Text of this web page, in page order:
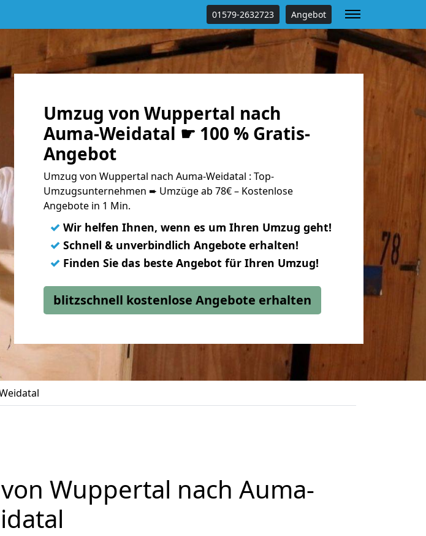
01579-2632723 Angebot
Umzug von Wuppertal nach
Auma-Weidatal ☛ 100 % Gratis-
Angebot
Umzug von Wuppertal nach Auma-Weidatal : Top-
Umzugsunternehmen ➨ Umzüge ab 78€ – Kostenlose
Angebote in 1 Min.
✓ Wir helfen Ihnen, wenn es um Ihren Umzug geht!
✓ Schnell & unverbindlich Angebote erhalten!
✓ Finden Sie das beste Angebot für Ihren Umzug!
blitzschnell kostenlose Angebote erhalten
Wuppertal nach Auma-